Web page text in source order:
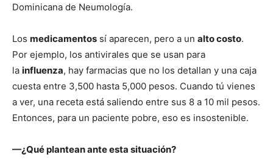
Dominicana de Neumología.
Los medicamentos sí aparecen, pero a un alto costo.
Por ejemplo, los antivirales que se usan para
la influenza, hay farmacias que no los detallan y una caja
cuesta entre 3,500 hasta 5,000 pesos. Cuando tú vienes
a ver, una receta está saliendo entre sus 8 a 10 mil pesos.
Entonces, para un paciente pobre, eso es insostenible.
—¿Qué plantean ante esta situación?